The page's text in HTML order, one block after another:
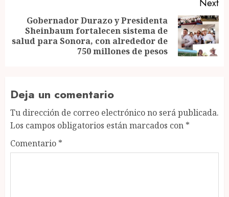
Next
Next
post:
Gobernador Durazo y Presidenta
Sheinbaum fortalecen sistema de
salud para Sonora, con alrededor de
750 millones de pesos
Deja un comentario
Tu dirección de correo electrónico no será publicada.
Los campos obligatorios están marcados con *
Comentario *